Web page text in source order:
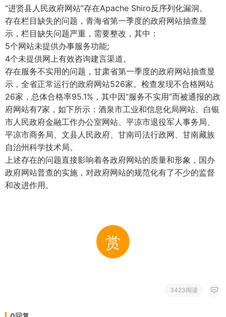
“进贤县人民政府网站”存在Apache Shiro反序列化漏洞。
存在栏目缺失的问题，青海省第一季度的政府网站抽查显
示，栏目缺失问题严重，需要整改，其中：
5个网站未提供办事服务功能;
4个未提供网上有效咨询建言渠道。
存在服务不实用的问题，甘肃省第一季度的政府网站抽查显
示，全省正常运行的政府网站526家。检查发现不合格网站
26家，总体合格率95.1%，其中因“服务不实用”而被通报的政
府网站有7家，如下所示：酒泉市工业和信息化局网站、白银
市人民政府金融工作办公室网站、平凉市退役军人事务局、
平凉市商务局、文县人民政府、甘南司法行政网、甘南藏族
自治州科学技术局。
上述存在的问题直接影响着各政府网站的质量和形象，国办
政府网站普查的实施，对政府网站的规范化有了不少的监督
和改进作用。
赏
3423阅读